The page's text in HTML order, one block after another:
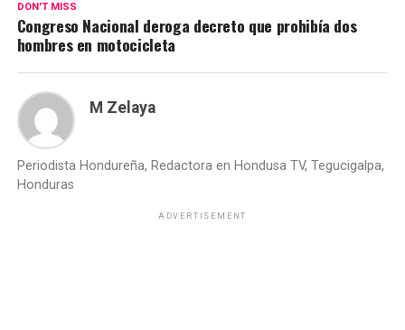
DON'T MISS
Congreso Nacional deroga decreto que prohibía dos
hombres en motocicleta
M Zelaya
Periodista Hondureña, Redactora en Hondusa TV, Tegucigalpa,
Honduras
ADVERTISEMENT